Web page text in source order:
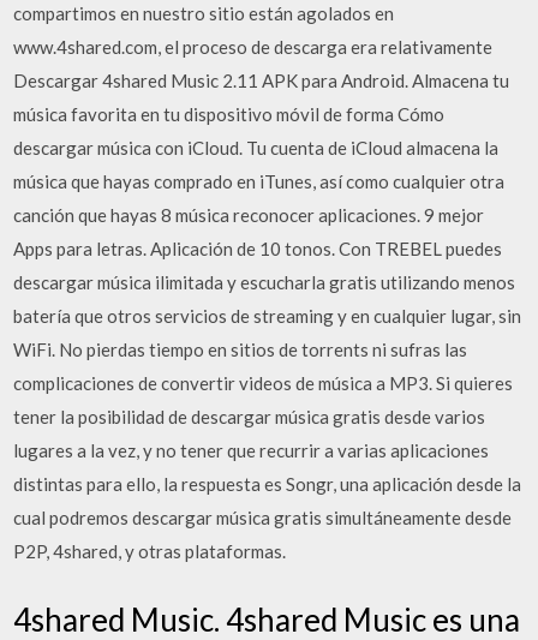
compartimos en nuestro sitio están agolados en
www.4shared.com, el proceso de descarga era relativamente
Descargar 4shared Music 2.11 APK para Android. Almacena tu
música favorita en tu dispositivo móvil de forma Cómo
descargar música con iCloud. Tu cuenta de iCloud almacena la
música que hayas comprado en iTunes, así como cualquier otra
canción que hayas 8 música reconocer aplicaciones. 9 mejor
Apps para letras. Aplicación de 10 tonos. Con TREBEL puedes
descargar música ilimitada y escucharla gratis utilizando menos
batería que otros servicios de streaming y en cualquier lugar, sin
WiFi. No pierdas tiempo en sitios de torrents ni sufras las
complicaciones de convertir videos de música a MP3. Si quieres
tener la posibilidad de descargar música gratis desde varios
lugares a la vez, y no tener que recurrir a varias aplicaciones
distintas para ello, la respuesta es Songr, una aplicación desde la
cual podremos descargar música gratis simultáneamente desde
P2P, 4shared, y otras plataformas.
4shared Music. 4shared Music es una